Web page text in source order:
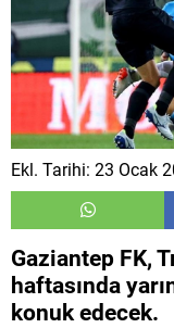
Ekl. Tarihi: 23 Ocak
Gaziantep FK,
haftasında
konuk edecek.